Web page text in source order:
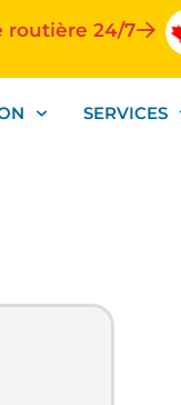
routière 24/7
SERVICES